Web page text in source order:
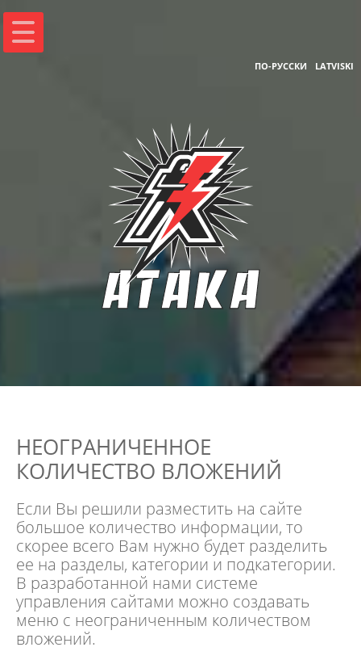
ПО-РУССКИ LATVISKI
НЕОГРАНИЧЕННОЕ
КОЛИЧЕСТВО ВЛОЖЕНИЙ
Если Вы решили разместить на сайте
большое количество информации, то
скорее всего Вам нужно будет разделить
ее на разделы, категории и подкатегории.
В разработанной нами системе
управления сайтами можно создавать
меню с неограниченным количеством
вложений.